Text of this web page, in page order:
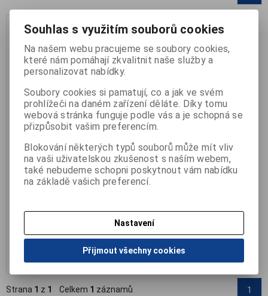
Polštářek s pohankou a
levandulí 28x38cm
Výrobce:Gadeo
Katalogové číslo: O-30120309
345 Kč
Přidat do košíku
Strana 1 z 1 Celkem 1 záznamů 1
Souhlas s využitím souborů cookies
Na našem webu pracujeme se soubory cookies,
které nám pomáhají zkvalitnit naše služby a
personalizovat nabídky.
Soubory cookies si pamatují, co a jak ve svém
prohlížeči na daném zařízení děláte. Díky tomu
webová stránka funguje podle vás a je schopná se
přizpůsobit vašim preferencím.
Blokování některých typů souborů může mít vliv
na vaši uživatelskou zkušenost s naším webem,
také nebudeme schopni poskytnout vám nabídku
na základě vašich preferencí.
Nastavení
Přijmout všechny cookies